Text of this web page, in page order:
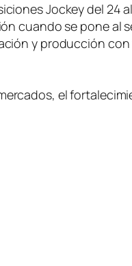
Jockey del 24
cuando se pone al
y producción con
el